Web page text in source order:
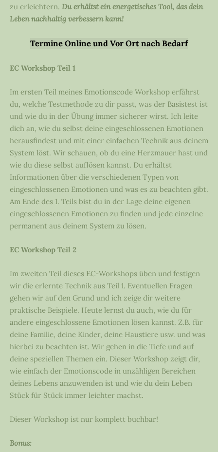
zu erleichtern. Du erhältst ein energetisches Tool, das dein
Leben nachhaltig verbessern kann!
Termine Online und Vor Ort nach Bedarf
EC Workshop Teil 1
Im ersten Teil meines Emotionscode Workshop erfährst
du, welche Testmethode zu dir passt, was der Basistest ist
und wie du in der Übung immer sicherer wirst. Ich leite
dich an, wie du selbst deine eingeschlossenen Emotionen
herausfindest und mit einer einfachen Technik aus deinem
System löst. Wir schauen, ob du eine Herzmauer hast und
wie du diese selbst auflösen kannst. Du erhältst
Informationen über die verschiedenen Typen von
eingeschlossenen Emotionen und was es zu beachten gibt.
Am Ende des 1. Teils bist du in der Lage deine eigenen
eingeschlossenen Emotionen zu finden und jede einzelne
permanent aus deinem System zu lösen.
EC Workshop Teil 2
Im zweiten Teil dieses EC-Workshops üben und festigen
wir die erlernte Technik aus Teil 1. Eventuellen Fragen
gehen wir auf den Grund und ich zeige dir weitere
praktische Beispiele. Heute lernst du auch, wie du für
andere eingeschlossene Emotionen lösen kannst. Z.B. für
deine Familie, deine Kinder, deine Haustiere usw. und was
hierbei zu beachten ist. Wir gehen in die Tiefe und auf
deine speziellen Themen ein. Dieser Workshop zeigt dir,
wie einfach der Emotionscode in unzähligen Bereichen
deines Lebens anzuwenden ist und wie du dein Leben
Stück für Stück immer leichter machst.
Dieser Workshop ist nur komplett buchbar!
Bonus: